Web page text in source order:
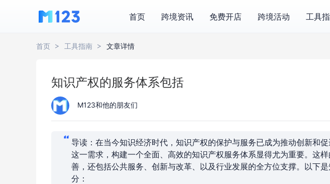
首页 跨境资讯 免费开店 跨境活动 工具
首页 工具指南 文章详情
知识产权的服务体系包括
M123和他的朋友们
导读：在当今知识经济时代，知识产权的保护与服务已成为推动创新和
这一需求，构建一个全面、高效的知识产权服务体系显得尤为重要。这
善，还包括公共服务、创新与改革、以及行业发展的全方位支撑。以下
分：